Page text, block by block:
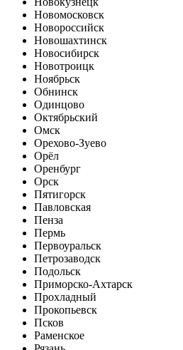
Новомосковск
Новороссийск
Новошахтинск
Новосибирск
Новотроицк
Ноябрьск
Обнинск
Одинцово
Октябрьский
Омск
Орехово-Зуево
Орёл
Оренбург
Орск
Пятигорск
Павловская
Пенза
Пермь
Первоуральск
Петрозаводск
Подольск
Приморско-Ахтарск
Прохладный
Прокопьевск
Псков
Раменское